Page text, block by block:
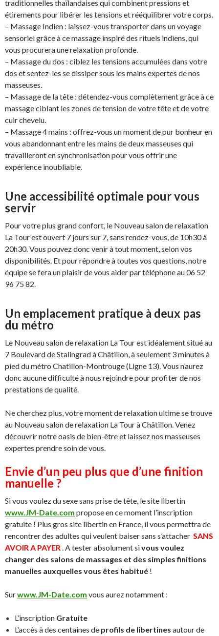
traditionnelles thaïlandaises qui combinent pressions et
étirements pour libérer les tensions et rééquilibrer votre corps.
– Massage Indien : laissez-vous transporter dans un voyage
sensoriel grâce à ce massage inspiré des rituels indiens, qui
vous procurera une relaxation profonde.
– Massage du dos : ciblez les tensions accumulées dans votre
dos et sentez-les se dissiper sous les mains expertes de nos
masseuses.
– Massage de la tête : détendez-vous complètement grâce à ce
massage ciblant les zones de tension de votre tête et de votre
cuir chevelu.
– Massage 4 mains : offrez-vous un moment de pur bonheur en
vous abandonnant entre les mains de deux masseuses qui
travailleront en synchronisation pour vous offrir une
expérience inoubliable.
Une accessibilité optimale pour vous
servir
Pour votre plus grand confort, le Nouveau salon de relaxation
La Tour est ouvert 7 jours sur 7, sans rendez-vous, de 10h30 à
20h30. Vous pouvez donc venir à tout moment, selon vos
disponibilités. Et pour répondre à toutes vos questions, notre
équipe se fera un plaisir de vous aider par téléphone au 06 52
96 75 82.
Un emplacement pratique à deux pas
du métro
Le Nouveau salon de relaxation La Tour est idéalement situé au
7 Boulevard de Stalingrad à Châtillon, à seulement 3 minutes à
pied du métro Chatillon-Montrouge (Ligne 13). Vous n’aurez
donc aucune difficulté à nous rejoindre pour profiter de nos
prestations de qualité.
Ne cherchez plus, votre moment de relaxation ultime se trouve
au Nouveau salon de relaxation La Tour à Châtillon. Venez
découvrir notre oasis de bien-être et laissez nos masseuses
expertes prendre soin de vous.
Envie d’un peu plus que d’une finition
manuelle ?
Si vous voulez du sexe sans prise de tête, le site libertin
www.JM-Date.com propose en ce moment l’inscription
gratuite ! Plus gros site libertin en France, il vous permettra de
rencontrer des adultes qui veulent baiser sans s’attacher SANS
AVOIR A PAYER. A tester absolument sivous voulez
changer des salons de massages et des simples finitions
manuelles auxquelles vous êtes habitué !
Surwww.JM-Date.com vous aurez notamment :
L’inscription Gratuite
L’accès à des centaines de profils de libertines autour de